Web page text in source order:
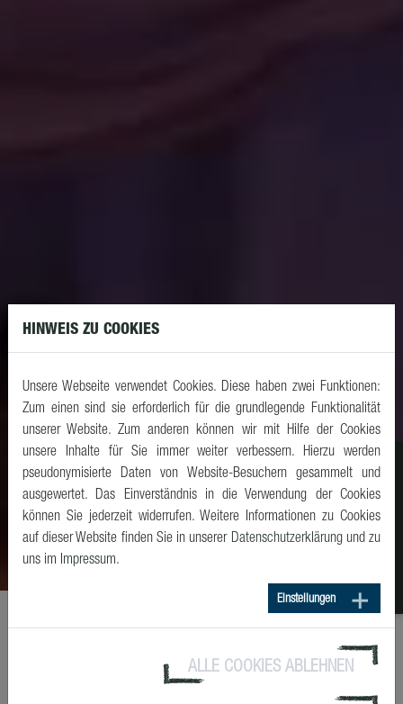
VERANSTALTUNGSARTEN
HINWEIS ZU COOKIES
Unsere Webseite verwendet Cookies. Diese haben zwei Funktionen:
Zum einen sind sie erforderlich für die grundlegende Funktionalität
unserer Website. Zum anderen können wir mit Hilfe der Cookies
unsere Inhalte für Sie immer weiter verbessern. Hierzu werden
pseudonymisierte Daten von Website-Besuchern gesammelt und
ausgewertet. Das Einverständnis in die Verwendung der Cookies
können Sie jederzeit widerrufen. Weitere Informationen zu Cookies
auf dieser Website finden Sie in unserer Datenschutzerklärungund zu
uns im Impressum.
Einstellungen
ALLE COOKIES ABLEHNEN